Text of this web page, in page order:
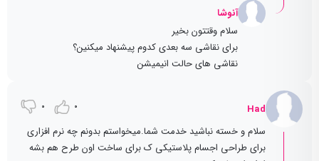
آنوشا
سلام وقتتون بخیر
برای نقاشی سه بعدی کدوم پیشنهاد میکنین؟
نقاشی های حالت انیمیشن
Had
0
0
سلام و خسته نباشید خدمت شما.میخواستم بدونم چه نرم افزاری
برای طراحی اجسام پلاستیکی ک برای ساخت اون طرح هم بشه